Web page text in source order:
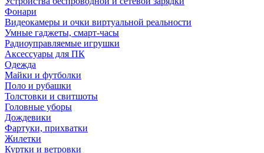
Фонари
Видеокамеры и очки виртуальной реальности
Умные гаджеты, смарт-часы
Радиоуправляемые игрушки
Аксессуары для ПК
Одежда
Майки и футболки
Поло и рубашки
Толстовки и свитшоты
Головные уборы
Дождевики
Фартуки, прихватки
Жилетки
Куртки и ветровки